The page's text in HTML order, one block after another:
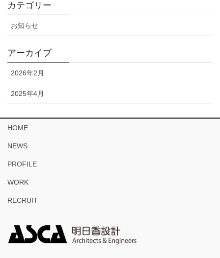
カテゴリー
お知らせ
アーカイブ
2026年2月
2025年4月
HOME
NEWS
PROFILE
WORK
RECRUIT